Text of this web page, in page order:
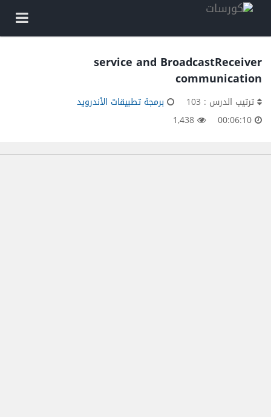
service and BroadcastReceiver
communication
ترتيب الدرس : 103
برمجة تطبيقات الأندرويد